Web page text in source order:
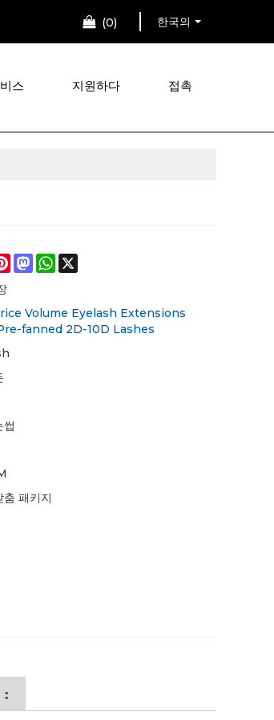
0 한국의
스 지원하다 접촉
Pinterest
Mastodon
WhatsApp
X
Volume Eyelash Extensions
fanned 2D-10D Lashes
썹
패키지
: